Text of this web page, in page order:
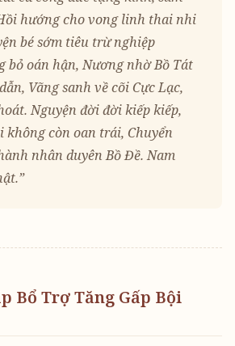
hướng cho vong linh thai nhi
bé sớm tiêu trừ nghiệp
bỏ oán hận, Nương nhờ Bồ Tát
Vãng sanh về cõi Cực Lạc,
Nguyện đời đời kiếp kiếp,
không còn oan trái, Chuyển
nhân duyên Bồ Đề. Nam
Bổ Trợ Tăng Gấp Bội